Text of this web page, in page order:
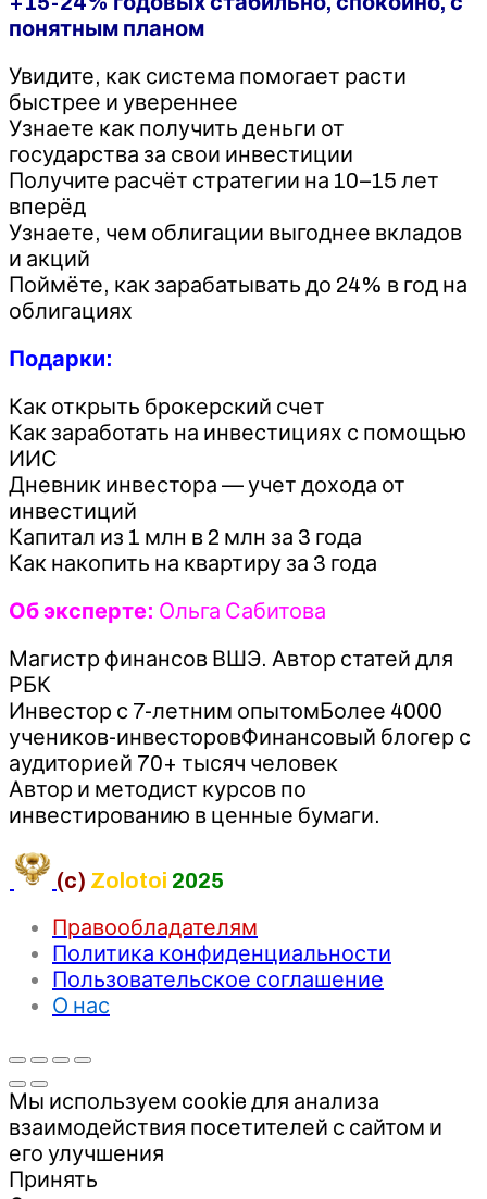
понятным планом
Увидите, как система помогает расти
быстрее и увереннее
Узнаете как получить деньги от
государства за свои инвестиции
Получите расчёт стратегии на 10–15 лет
вперёд
Узнаете, чем облигации выгоднее вкладов
и акций
Поймёте, как зарабатывать до 24% в год на
облигациях
Подарки:
Как открыть брокерский счет
Как заработать на инвестициях с помощью
ИИС
Дневник инвестора — учет дохода от
инвестиций
Капитал из 1 млн в 2 млн за 3 года
Как накопить на квартиру за 3 года
Об эксперте: Ольга Сабитова
Магистр финансов ВШЭ. Автор статей для
РБК
Инвестор с 7-летним опытомБолее 4000
учеников-инвесторовФинансовый блогер с
аудиторией 70+ тысяч человек
Автор и методист курсов по
инвестированию в ценные бумаги.
(c) Zolotoi 2025
Правообладателям
Политика конфиденциальности
Пользовательское соглашение
О нас
Мы используем cookie для анализа
взаимодействия посетителей с сайтом и
его улучшения
Принять